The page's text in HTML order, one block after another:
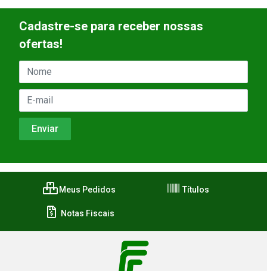
Cadastre-se para receber nossas
ofertas!
Meus Pedidos Títulos
Notas Fiscais